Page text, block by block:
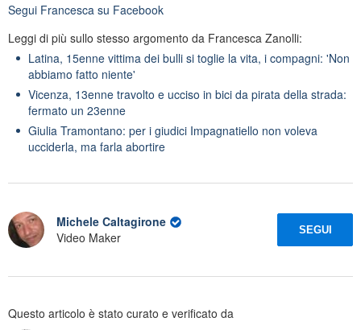
Segui Francesca su Facebook
Leggi di più sullo stesso argomento da Francesca Zanolli:
Latina, 15enne vittima dei bulli si toglie la vita, i compagni: 'Non
abbiamo fatto niente'
Vicenza, 13enne travolto e ucciso in bici da pirata della strada:
fermato un 23enne
Giulia Tramontano: per i giudici Impagnatiello non voleva
ucciderla, ma farla abortire
Michele Caltagirone
Video Maker
SEGUI
Questo articolo è stato curato e verificato da